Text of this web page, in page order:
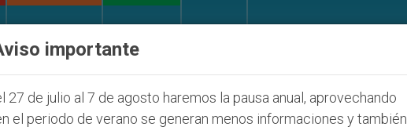
importante
27 de julio al 7 de agosto haremos la pausa anual, aprovechando
el periodo de verano se generan menos informaciones y también